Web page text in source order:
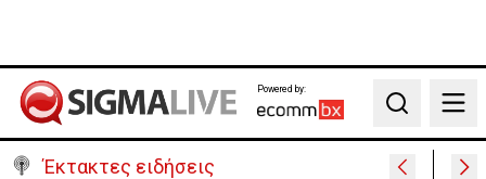
Powered by:
Search
Έκτακτες ειδήσεις